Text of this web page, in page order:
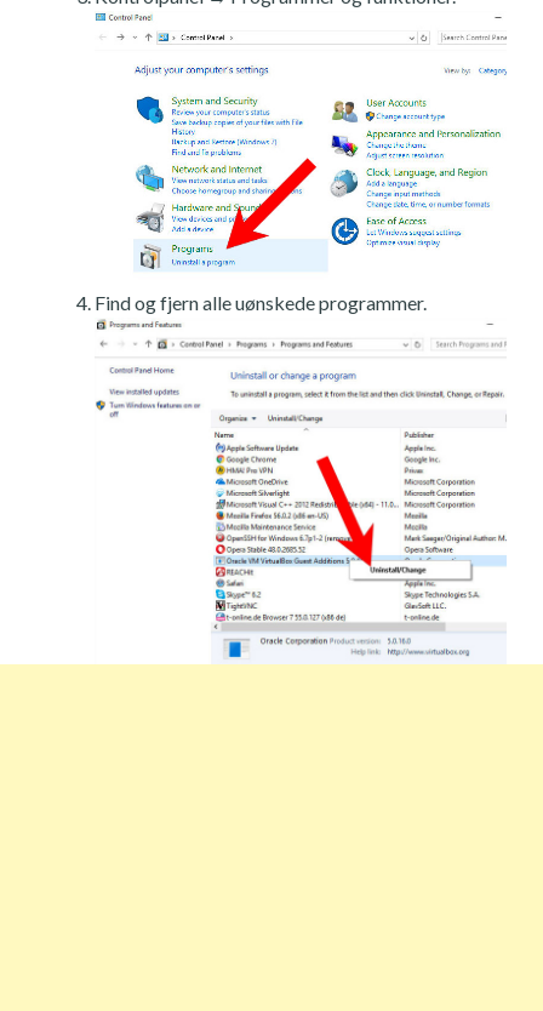
Find og fjern alle uønskede programmer.